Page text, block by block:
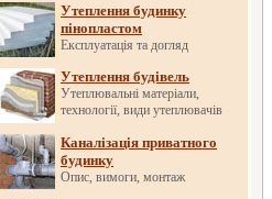
Утеплення будинку
пінопластом
Експлуатація та догляд
Утеплення будівель
Утеплювальні матеріали,
технології, види утеплювачів
Каналізація приватного
будинку
Опис, вимоги, монтаж